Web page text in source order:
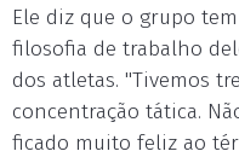
Ele diz que o grupo
filosofia de trabalho
dos atletas. "Tivemos
concentração tática.
ficado muito feliz ao